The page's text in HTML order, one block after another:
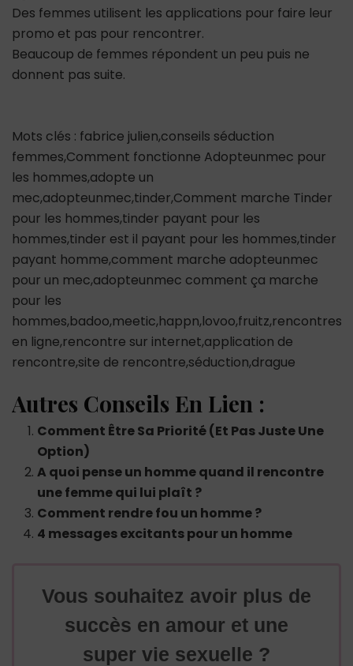
Des femmes utilisent les applications pour faire leur
promo et pas pour rencontrer.
Beaucoup de femmes répondent un peu puis ne
donnent pas suite.
Mots clés : fabrice julien,conseils séduction
femmes,Comment fonctionne Adopteunmec pour
les hommes,adopte un
mec,adopteunmec,tinder,Comment marche Tinder
pour les hommes,tinder payant pour les
hommes,tinder est il payant pour les hommes,tinder
payant homme,comment marche adopteunmec
pour un mec,adopteunmec comment ça marche
pour les
hommes,badoo,meetic,happn,lovoo,fruitz,rencontres
en ligne,rencontre sur internet,application de
rencontre,site de rencontre,séduction,drague
Autres Conseils En Lien :
Comment Être Sa Priorité (Et Pas Juste Une
Option)
A quoi pense un homme quand il rencontre
une femme qui lui plaît ?
Comment rendre fou un homme ?
4 messages excitants pour un homme
Vous souhaitez avoir plus de
succès en amour et une
super vie sexuelle ?